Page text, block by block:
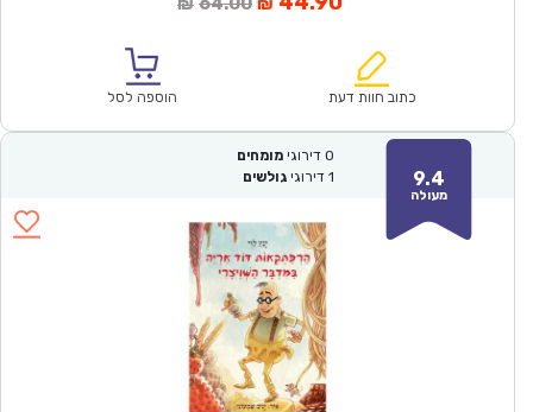
₪
₪64.00.
₪
הוא:
כתוב חוות דעת הוספה לסל
9.4
מעולה
0 דירוגי מומחים
1 דירוגי גולשים